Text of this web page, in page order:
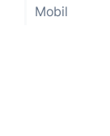
Mobil